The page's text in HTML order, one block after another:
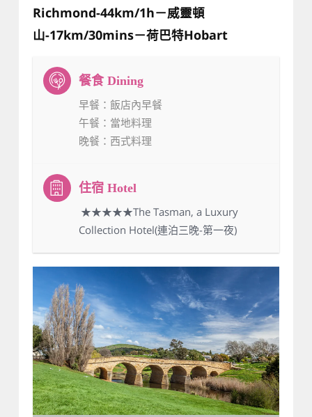
Richmond-44km/1h－威靈頓
山-17km/30mins－荷巴特Hobart
早餐 ：飯店內早餐
午餐 ：當地料理
晚餐 ：西式料理
：★★★★★The Tasman, a Luxury
Collection Hotel(連泊三晚-第一夜)